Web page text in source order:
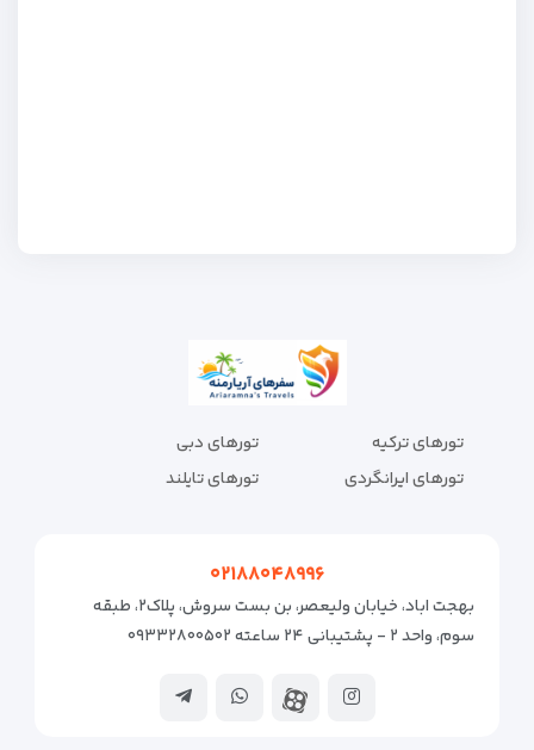
تورهای ترکیه
تورهای ایرانگردی
تورهای دبی
تورهای تایلند
۰۲۱۸۸۰۴۸۹۹۶
بهجت اباد، خیابان ولیعصر، بن بست سروش، پلاک۲، طبقه
سوم، واحد ۲ - پشتیبانی ۲۴ ساعته ۰۹۳۳۲۸۰۰۵۰۲